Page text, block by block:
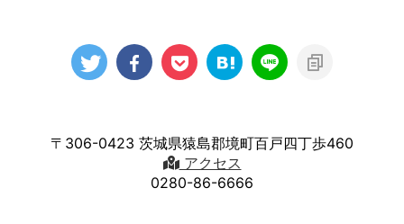
〒306-0423 茨城県猿島郡境町百戸四丁歩460
アクセス
0280-86-6666